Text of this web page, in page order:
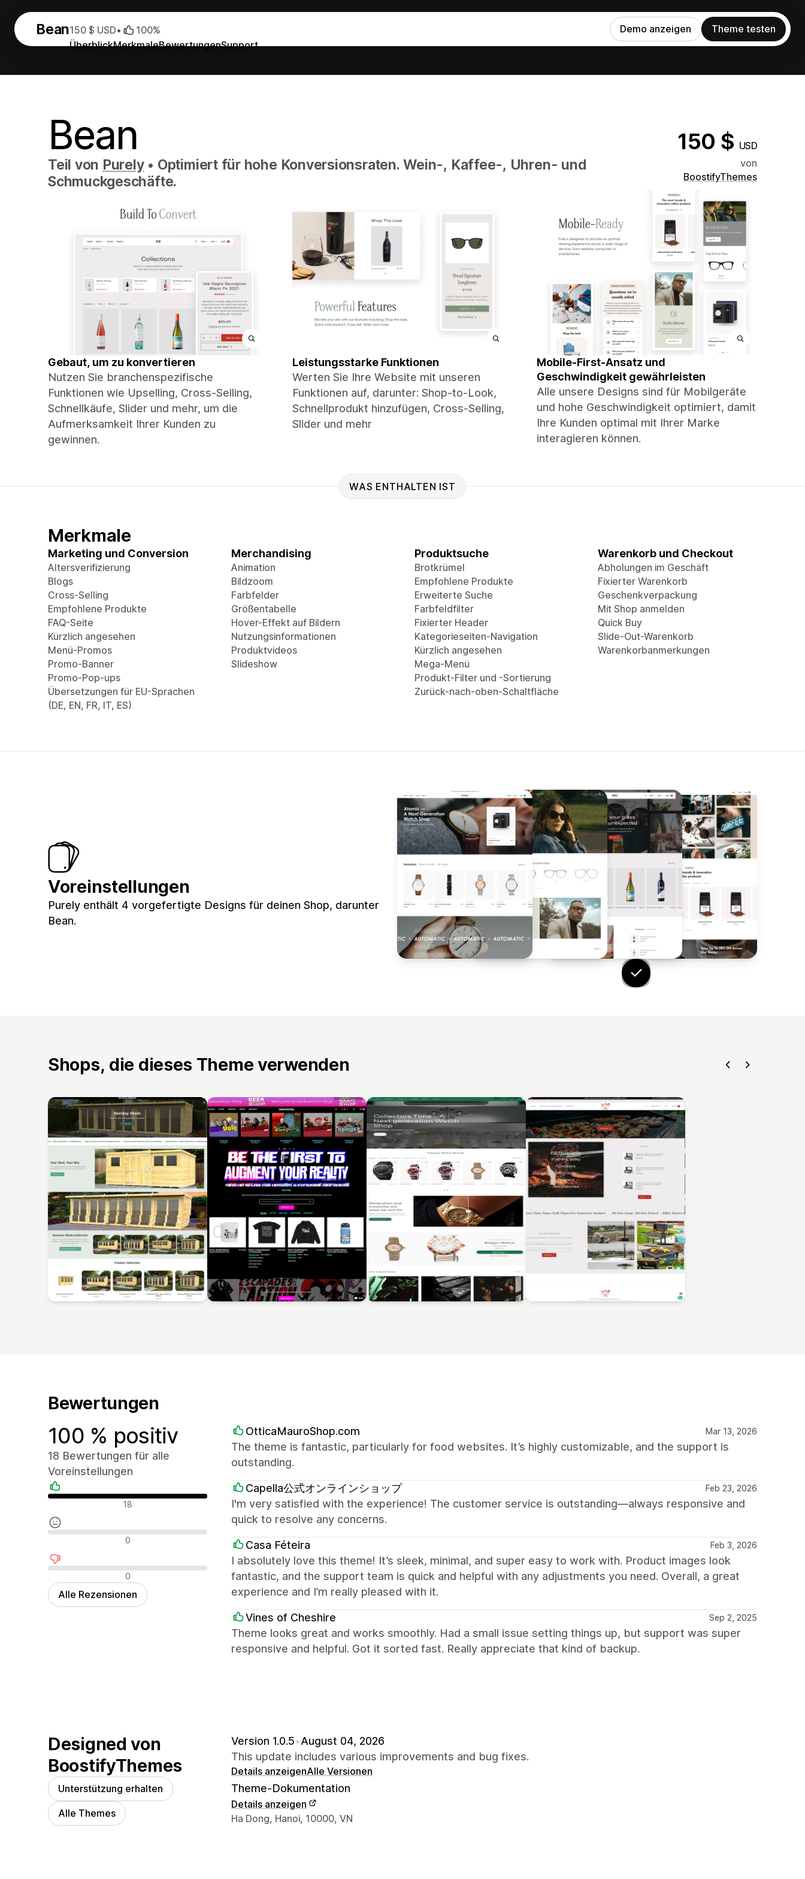
Bean
ÜberblickMerkmaleBewertungenSupport
150 $ USD• 100% Demo anzeigen Theme testen
Bean 150 $ USD
Teil von Purely • Optimiert für hohe Konversionsraten. Wein-, Kaffee-, Uhren- und
Schmuckgeschäfte.
von
BoostifyThemes
Gebaut, um zu konvertieren
Nutzen Sie branchenspezifische
Funktionen wie Upselling, Cross-Selling,
Schnellkäufe, Slider und mehr, um die
Aufmerksamkeit Ihrer Kunden zu
gewinnen.
Leistungsstarke Funktionen
Werten Sie Ihre Website mit unseren
Funktionen auf, darunter: Shop-to-Look,
Schnellprodukt hinzufügen, Cross-Selling,
Slider und mehr
Mobile-First-Ansatz und
Geschwindigkeit gewährleisten
Alle unsere Designs sind für Mobilgeräte
und hohe Geschwindigkeit optimiert, damit
Ihre Kunden optimal mit Ihrer Marke
interagieren können.
WAS ENTHALTEN IST
Merkmale
Marketing und Conversion
Altersverifizierung
Blogs
Cross-Selling
Empfohlene Produkte
FAQ-Seite
Kürzlich angesehen
Menü-Promos
Promo-Banner
Promo-Pop-ups
Übersetzungen für EU-Sprachen
(DE, EN, FR, IT, ES)
Merchandising
Animation
Bildzoom
Farbfelder
Größentabelle
Hover-Effekt auf Bildern
Nutzungsinformationen
Produktvideos
Slideshow
Produktsuche
Brotkrümel
Empfohlene Produkte
Erweiterte Suche
Farbfeldfilter
Fixierter Header
Kategorieseiten-Navigation
Kürzlich angesehen
Mega-Menü
Produkt-Filter und -Sortierung
Zurück-nach-oben-Schaltfläche
Warenkorb und Checkout
Abholungen im Geschäft
Fixierter Warenkorb
Geschenkverpackung
Mit Shop anmelden
Quick Buy
Slide-Out-Warenkorb
Warenkorbanmerkungen
Voreinstellungen
Purely enthält 4 vorgefertigte Designs für deinen Shop, darunter
Bean.
Shops, die dieses Theme verwenden
Bewertungen
100 % positiv
18 Bewertungen für alle
Voreinstellungen
Positive Bewertungen
18
Neutrale Bewertungen
0
Negative Bewertungen
0
Alle Rezensionen
OtticaMauroShop.com Mar 13, 2026
The theme is fantastic, particularly for food websites. It’s highly customizable, and the support is
outstanding.
Capella公式オンラインショップ Feb 23, 2026
I'm very satisfied with the experience! The customer service is outstanding—always responsive and
quick to resolve any concerns.
Casa Féteira Feb 3, 2026
I absolutely love this theme! It’s sleek, minimal, and super easy to work with. Product images look
fantastic, and the support team is quick and helpful with any adjustments you need. Overall, a great
experience and I’m really pleased with it.
Vines of Cheshire Sep 2, 2025
Theme looks great and works smoothly. Had a small issue setting things up, but support was super
responsive and helpful. Got it sorted fast. Really appreciate that kind of backup.
Designed von
BoostifyThemes
Unterstützung erhalten
Alle Themes
Version 1.0.5•August 04, 2026
This update includes various improvements and bug fixes.
Details anzeigenAlle Versionen
Theme-Dokumentation
Details anzeigen
Designer-Kontaktdaten
Ha Dong, Hanoi, 10000, VN